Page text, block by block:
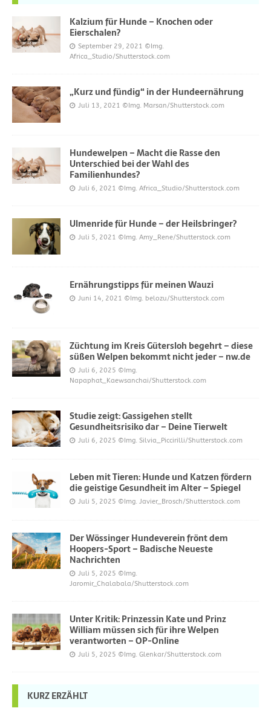
Kalzium für Hunde – Knochen oder
Eierschalen?
September 29, 2021 ©Img.
Africa_Studio/Shutterstock.com
„Kurz und fündig“ in der Hundeernährung
Juli 13, 2021 ©Img. Marsan/Shutterstock.com
Hundewelpen – Macht die Rasse den
Unterschied bei der Wahl des
Familienhundes?
Juli 6, 2021 ©Img. Africa_Studio/Shutterstock.com
Ulmenride für Hunde – der Heilsbringer?
Juli 5, 2021 ©Img. Amy_Rene/Shutterstock.com
Ernährungstipps für meinen Wauzi
Juni 14, 2021 ©Img. belozu/Shutterstock.com
Züchtung im Kreis Gütersloh begehrt – diese
süßen Welpen bekommt nicht jeder – nw.de
Juli 6, 2025 ©Img.
Napaphat_Kaewsanchai/Shutterstock.com
Studie zeigt: Gassigehen stellt
Gesundheitsrisiko dar – Deine Tierwelt
Juli 6, 2025 ©Img. Silvia_Piccirilli/Shutterstock.com
Leben mit Tieren: Hunde und Katzen fördern
die geistige Gesundheit im Alter – Spiegel
Juli 5, 2025 ©Img. Javier_Brosch/Shutterstock.com
Der Wössinger Hundeverein frönt dem
Hoopers-Sport – Badische Neueste
Nachrichten
Juli 5, 2025 ©Img.
Jaromir_Chalabala/Shutterstock.com
Unter Kritik: Prinzessin Kate und Prinz
William müssen sich für ihre Welpen
verantworten – OP-Online
Juli 5, 2025 ©Img. Glenkar/Shutterstock.com
KURZ ERZÄHLT